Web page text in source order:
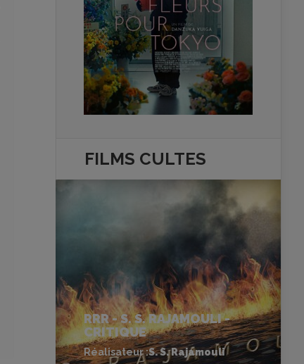
FILMS CULTES
RRR - S. S. RAJAMOULI -
CRITIQUE
Réalisateur :S. S. Rajamouli